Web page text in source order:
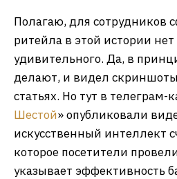
Полагаю, для сотрудников
ритейла в этой истории нет
удивительного. Да, в
делают, и видел
статьях. Но тут в телеграм-
Шестой» опубликовали
искусственный интеллект
которое посетители
указывает эффективность